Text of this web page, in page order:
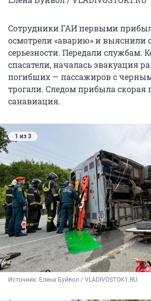
Сотрудники ГАИ первыми
осмотрели «аварию» и выяснили
серьезности. Передали службам.
спасатели, началась эвакуация
погибших — пассажиров с
трогали. Следом прибыла
санавиация.
1 из 3
Источник: Елена Буйвол / VLADIVOSTOK1.RU